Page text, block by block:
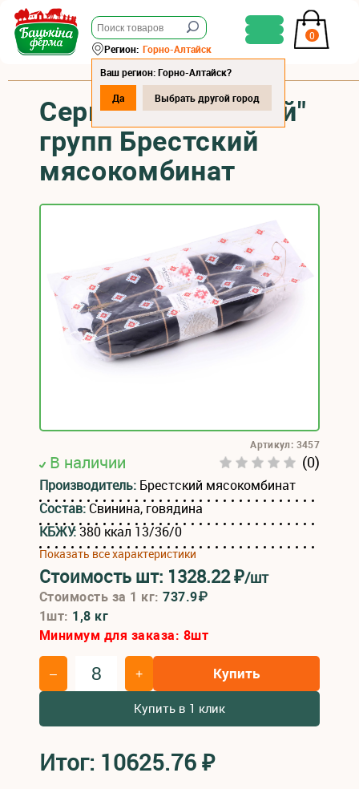
0
Регион: Горно-Алтайск
Ваш регион: Горно-Алтайск?
Да
Выбрать другой город
Сервелат "Финский"
групп Брестский
мясокомбинат
В наличии (0)
Артикул: 3457
Производитель: Брестский мясокомбинат
Состав: Свинина, говядина
КБЖУ:380 ккал 13/36/0
Показать все характеристики
Стоимость шт: 1328.22₽/шт
Стоимость за 1 кг:737.9₽
1шт: 1,8 кг
Минимум для заказа: 8шт
– + Купить
Купить в 1 клик
Итог: 10625.76₽